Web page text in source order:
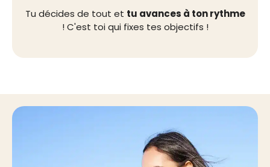
Tu décides de tout et tu avances à ton rythme
! C'est toi qui fixes tes objectifs !